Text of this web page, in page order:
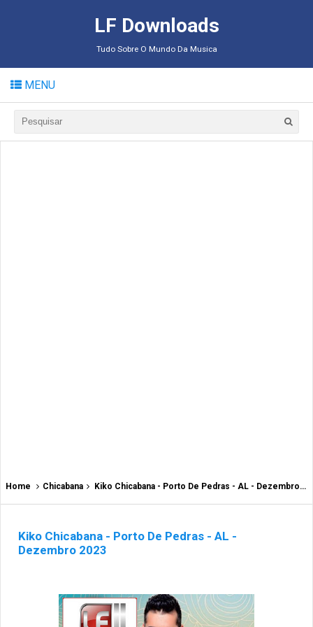
LF Downloads
Tudo Sobre O Mundo Da Musica
MENU
Home Chicabana Kiko Chicabana - Porto De Pedras - AL - Dezembro 2023
Kiko Chicabana - Porto De Pedras - AL -
Dezembro 2023